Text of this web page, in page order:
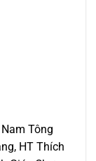
Tông
HT Thích